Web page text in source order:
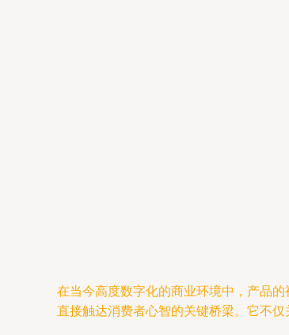
在当今高度数字化的商业环境中，产品
直接触达消费者心智的关键桥梁。它不